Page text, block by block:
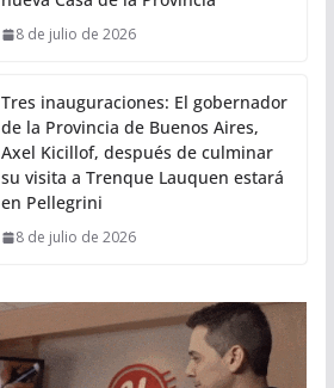
8 de julio de 2026
Tres inauguraciones: El gobernador
de la Provincia de Buenos Aires,
Axel Kicillof, después de culminar
su visita a Trenque Lauquen estará
en Pellegrini
8 de julio de 2026